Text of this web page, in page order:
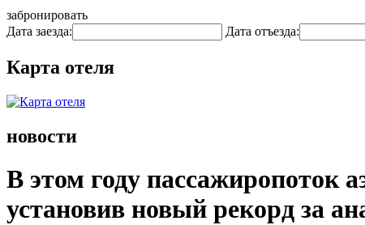
забронировать
Дата заезда:
Дата отъезда:
Карта отеля
новости
В этом году пассажиропоток
установив новый рекорд за